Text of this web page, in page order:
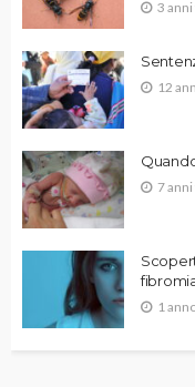
3 anni
12
7 anni
1